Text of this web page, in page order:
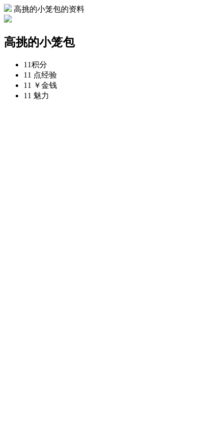
高挑的小笼包的资料
高挑的小笼包
11积分
11 点经验
11 ￥金钱
11 魅力